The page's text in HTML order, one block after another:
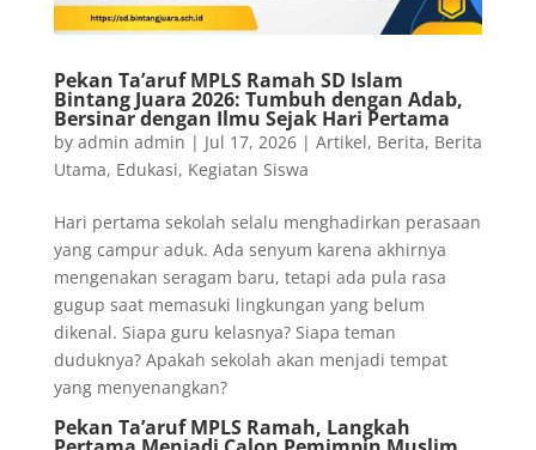
Pekan Ta’aruf MPLS Ramah SD Islam
Bintang Juara 2026: Tumbuh dengan Adab,
Bersinar dengan Ilmu Sejak Hari Pertama
by admin admin | Jul 17, 2026| Artikel, Berita, Berita
Utama, Edukasi, Kegiatan Siswa
Hari pertama sekolah selalu menghadirkan perasaan
yang campur aduk. Ada senyum karena akhirnya
mengenakan seragam baru, tetapi ada pula rasa
gugup saat memasuki lingkungan yang belum
dikenal. Siapa guru kelasnya? Siapa teman
duduknya? Apakah sekolah akan menjadi tempat
yang menyenangkan?
Pekan Ta’aruf MPLS Ramah, Langkah